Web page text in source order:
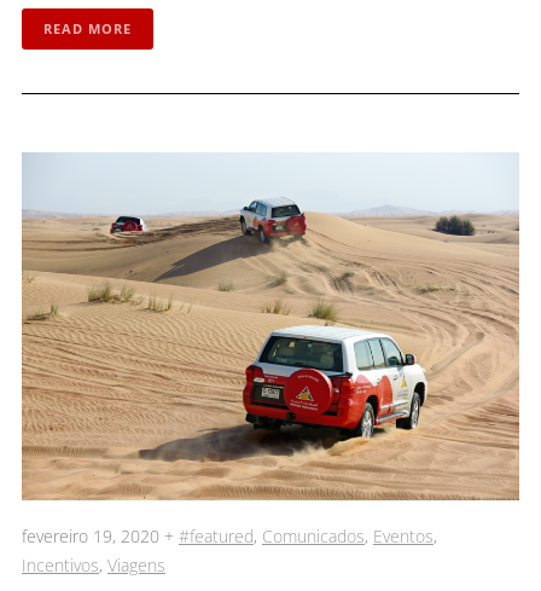
READ MORE
fevereiro 19, 2020 + #featured, Comunicados, Eventos,
Incentivos, Viagens